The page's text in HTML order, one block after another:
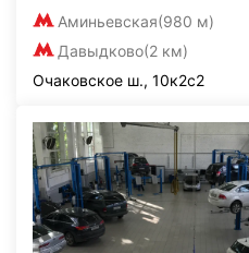
Аминьевская(980 м)
Давыдково(2 км)
Очаковское ш., 10к2с2